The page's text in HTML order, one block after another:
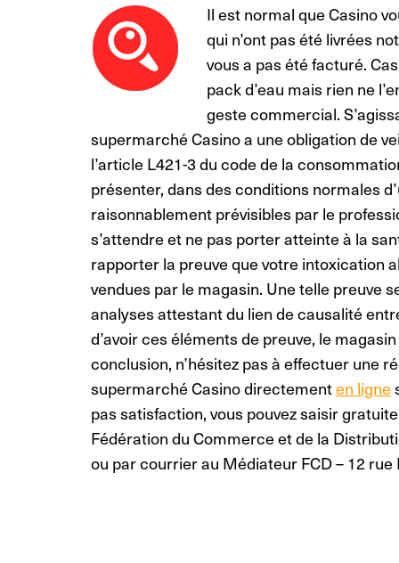
Il est normal que Casino
qui n’ont pas été livrées
vous a pas été facturé.
pack d’eau mais rien ne
geste commercial.
supermarché Casino a une obligation de
l’article L421-3 du code de la
présenter, dans des conditions normales
raisonnablement prévisibles par le
s’attendre et ne pas porter atteinte à la
rapporter la preuve que votre intoxication
vendues par le magasin. Une telle preuve
analyses attestant du lien de causalité
d’avoir ces éléments de preuve, le
conclusion, n’hésitez pas àeffectuer une
supermarchéCasino directementen ligne
pas satisfaction, vous pouvez saisir
Fédération du Commerce et de la
ou par courrier au Médiateur FCD – 12 rue